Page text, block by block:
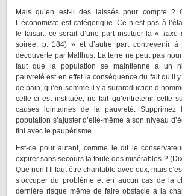
Mais qu’en est-il des laissés pour compte
L’économiste est catégorique. Ce n’est pas à
le faisait, ce serait d’une part instituer la « Taxe
soirée, p. 184) » et d’autre part contrevenir
découverte par Malthus. La terre ne peut pas
faut que la population se maintienne à un
pauvreté est en effet la conséquence du fait qu’il
de pain, qu’en somme il y a surproduction
celle-ci est instituée, ne fait qu’entretenir cette
causes lointaines de la pauvreté.
population s’ajuster d’elle-même à son niveau
fini avec le paupérisme.
Est-ce pour autant, comme le dit le
expirer sans secours la foule des misérables ?
Que non ! Il faut être charitable avec eux, mais
s’occuper du problème et en aucun cas de la
dernière risque même de faire obstacle à la